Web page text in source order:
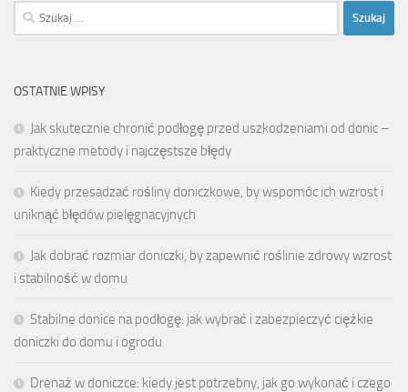
Szukaj:
OSTATNIE WPISY
Jak skutecznie chronić podłogę przed uszkodzeniami od donic –
praktyczne metody i najczęstsze błędy
Kiedy przesadzać rośliny doniczkowe, by wspomóc ich wzrost i
uniknąć błędów pielęgnacyjnych
Jak dobrać rozmiar doniczki, by zapewnić roślinie zdrowy wzrost
i stabilność w domu
Stabilne donice na podłogę: jak wybrać i zabezpieczyć ciężkie
doniczki do domu i ogrodu
Drenaż w doniczce: kiedy jest potrzebny, jak go wykonać i czego